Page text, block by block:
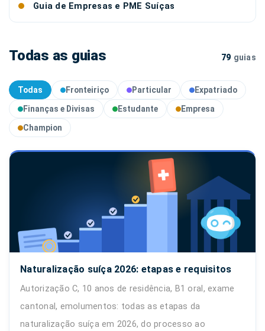
Guia de Empresas e PME Suíças
Todas as guias 79 guias
Todas Fronteiriço Particular
Expatriado
Finanças e Divisas
Estudante
Empresa
Champion
Naturalização suíça 2026: etapas e requisitos
Autorização C, 10 anos de residência, B1 oral, exame
cantonal, emolumentos: todas as etapas da
naturalização suíça em 2026, do processo ao